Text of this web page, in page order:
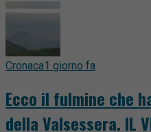
Cronaca1 giorno fa
Ecco il fulmine che
della Valsessera. IL